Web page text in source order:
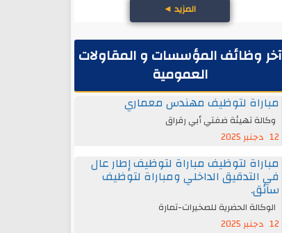
المزيد ◄
آخر وظائف المؤسسات و المقاولات
العمومية
مباراة لتوظيف مهندس معماري
وكالة تهيئة ضفتي أبي رقراق
12 دجنبر 2025
مباراة لتوظيف مباراة لتوظيف إطار عال
في التدقيق الداخلي ومباراة لتوظيف
سائق.
الوكالة الحضرية للصخيرات-تمارة
12 دجنبر 2025